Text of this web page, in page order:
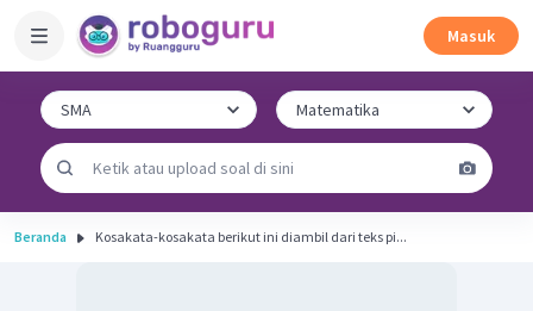
Masuk
Beranda Kosakata-kosakata berikut ini diambil dari teks pi...